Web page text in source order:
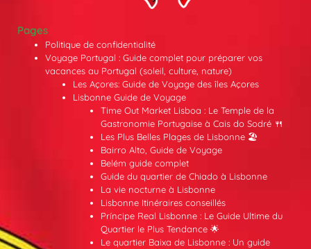
Pages
Politique de confidentialité
Voyage Portugal : Guide complet pour préparer vos
vacances au Portugal (soleil, culture, nature)
Les Açores: Guide de Voyage des îles Açores
Lisbonne Guide de Voyage
Time Out Market Lisboa : Le Temple de la
Gastronomie Portugaise à Cais do Sodré 🍴
Les Plus Belles Plages de Lisbonne 🏖️
Bairro Alto, Guide de Voyage
Belém guide complet
Guide du quartier de Chiado à Lisbonne
La vie nocturne à Lisbonne
Lisbonne Itinéraires conseillés
Príncipe Real Lisbonne : Le Guide Ultime du
Quartier le Plus Tendance 🌟
Le quartier Baixa de Lisbonne : Un guide